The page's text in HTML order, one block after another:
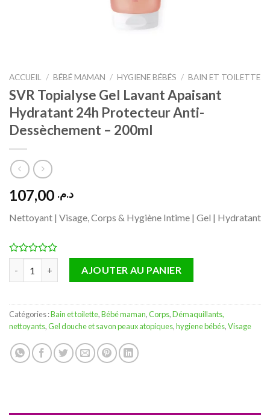
ACCUEIL / BÉBÉ MAMAN / HYGIENE BÉBÉS / BAIN ET TOILETTE
SVR Topialyse Gel Lavant Apaisant
Hydratant 24h Protecteur Anti-
Dessèchement – 200ml
د.م.
Nettoyant | Visage, Corps & Hygiène Intime | Gel | Hydratant
AJOUTER AU PANIER
Catégories :Bain et toilette,Bébé maman,Corps,Démaquillants,
nettoyants,Gel douche et savon peaux atopiques,hygiene bébés,Visage